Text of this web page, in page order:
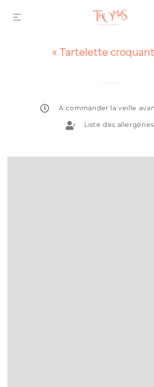
« Tartelette
À commander la veille
Liste des allergènes